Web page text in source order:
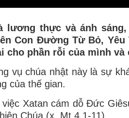
lương thực và ánh
Con Đường Từ Bỏ, Yêu
cho phần rỗi của mình và
vụ chúa nhật này là sự
của thế gian.
Xatan cám dỗ Đức
Chúa (x. Mt 4,1-11).